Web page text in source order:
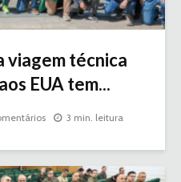
viagem técnica
EUA tem...
3 min. leitura